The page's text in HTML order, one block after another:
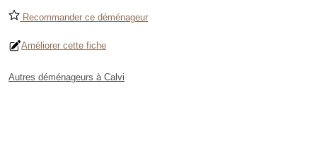
Recommander ce déménageur
Améliorer cette fiche
Autres déménageurs à Calvi